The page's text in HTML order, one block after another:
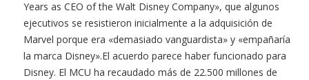
Years as CEO of the Walt Disney Company», que algunos
ejecutivos se resistieron inicialmente a la adquisición de
Marvel porque era «demasiado vanguardista» y «empañaría
la marca Disney».El acuerdo parece haber funcionado para
Disney. El MCU ha recaudado más de 22.500 millones de